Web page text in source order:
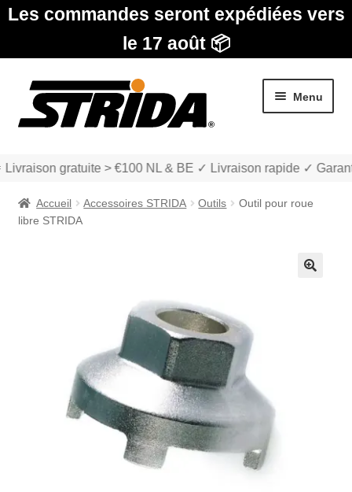
Les commandes seront expédiées vers
le 17 août 📦
Aller
la
Aller
contenu
Menu
Mon compte et Support
gratuite > €100 NL & BE ✓ Livraison rapide ✓
Accueil Accessoires STRIDA Outils
Outil pour roue
libre STRIDA